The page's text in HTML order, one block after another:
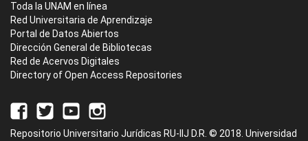
Toda la UNAM en línea
Red Universitaria de Aprendizaje
Portal de Datos Abiertos
Dirección General de Bibliotecas
Red de Acervos Digitales
Directory of Open Access Repositories
Repositorio Universitario Jurídicas RU-IIJ D.R. © 2018. Universidad